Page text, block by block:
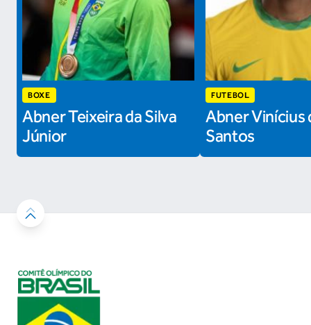
BOXE
Abner Teixeira da Silva
Júnior
FUTEBOL
Abner Vinícius
Santos